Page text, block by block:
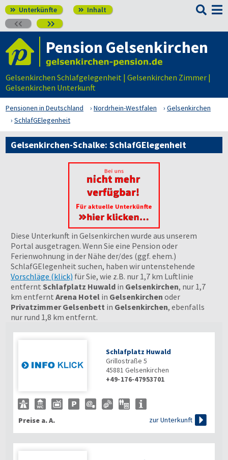
 Unterkünfte  Inhalt
 

Pension Gelsenkirchen
Gelsenkirchen Schlafgelegenheit | Gelsenkirchen Zimmer |
Gelsenkirchen Unterkunft
Pensionen in Deutschland Nordrhein-Westfalen
Gelsenkirchen
SchlafGElegenheit
Gelsenkirchen-Schalke: SchlafGElegenheit
Diese Unterkunft in Gelsenkirchen wurde aus unserem
Portal ausgetragen. Wenn Sie eine Pension oder
Ferienwohnung in der Nähe der/des (ggf. ehem.)
SchlafGElegenheit suchen, haben wir untenstehende
Vorschläge (klick) für Sie, wie z.B. nur 1,7 km Luftlinie
entfernt Schlafplatz Huwald in Gelsenkirchen, nur 1,7
km entfernt Arena Hotel in Gelsenkirchen oder
Privatzimmer Gelsenbett in Gelsenkirchen, ebenfalls
nur rund 1,8 km entfernt.
Schlafplatz Huwald
Grillostraße 5
45881 Gelsenkirchen
+49-176-47953701
Preise a. A. zur Unterkunft 